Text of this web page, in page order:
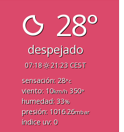
28°
despejado
07:18
21:23 CEST
sensación: 28°c
viento: 10km/h350°
humedad: 33%
presión: 1016.26mbar
índice uv: 0